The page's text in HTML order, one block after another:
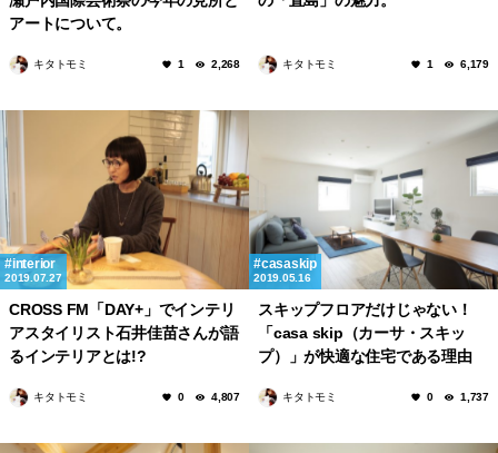
アートについて。
キタトモミ 1 2,268 キタトモミ 1 6,179
interior
2019.07.27
CROSS FM「DAY+」でインテリ
アスタイリスト石井佳苗さんが語
るインテリアとは!?
キタトモミ 0 4,807
casaskip
2019.05.16
スキップフロアだけじゃない！
「casa skip（カーサ・スキッ
プ）」が快適な住宅である理由
キタトモミ 0 1,737